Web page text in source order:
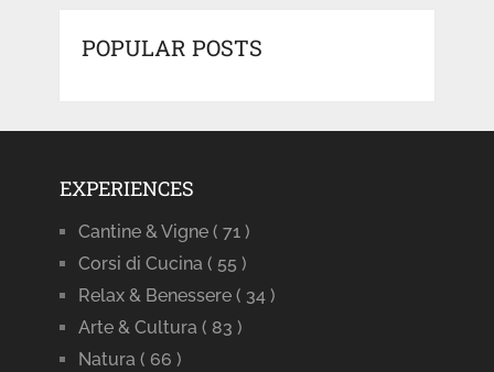
POPULAR POSTS
EXPERIENCES
Cantine & Vigne ( 71 )
Corsi di Cucina ( 55 )
Relax & Benessere ( 34 )
Arte & Cultura ( 83 )
Natura ( 66 )